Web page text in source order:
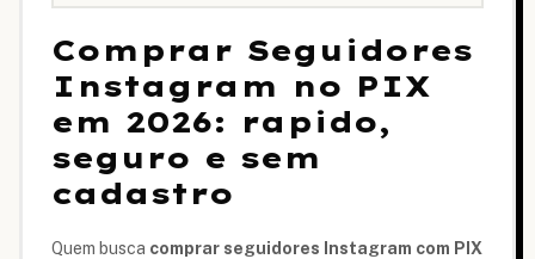
Comprar Seguidores
Instagram no PIX
em 2026: rapido,
seguro e sem
cadastro
Quem busca comprar seguidores Instagram com PIX